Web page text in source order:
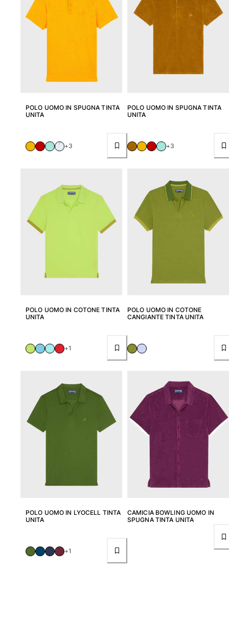
POLO UOMO IN SPUGNA TINTA
UNITA
+3
POLO UOMO IN SPUGNA TINTA
UNITA
+3
POLO UOMO IN COTONE TINTA
UNITA
+1
POLO UOMO IN COTONE
CANGIANTE TINTA UNITA
POLO UOMO IN LYOCELL TINTA
UNITA
+1
CAMICIA BOWLING UOMO IN
SPUGNA TINTA UNITA